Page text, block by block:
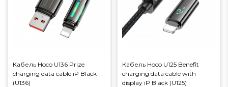
Кабель Hoco U136 Prize
charging data cable iP Black
(U136)
Кабель Hoco U125 Benefit
charging data cable with
display iP Black (U125)